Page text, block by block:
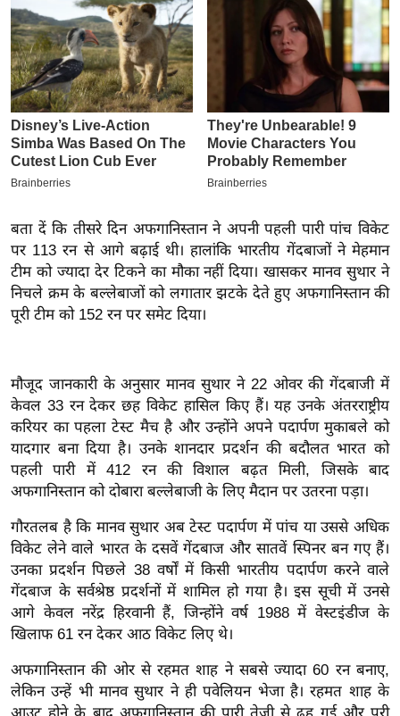
इ
म
ई
-
पे
प
र
ल
बे
मि
श
ख्सि
य
त
यं
इं
डि
या
सा
हि
ज
ग
बता दें कि तीसरे दिन अफगानिस्तान ने अपनी पहली पारी पांच विकेट
पर 113 रन से आगे बढ़ाई थी। हालांकि भारतीय गेंदबाजों ने मेहमान
टीम को ज्यादा देर टिकने का मौका नहीं दिया। खासकर मानव सुथार ने
निचले क्रम के बल्लेबाजों को लगातार झटके देते हुए अफगानिस्तान की
पूरी टीम को 152 रन पर समेट दिया।
मौजूद जानकारी के अनुसार मानव सुथार ने 22 ओवर की गेंदबाजी में
केवल 33 रन देकर छह विकेट हासिल किए हैं। यह उनके अंतरराष्ट्रीय
करियर का पहला टेस्ट मैच है और उन्होंने अपने पदार्पण मुकाबले को
यादगार बना दिया है। उनके शानदार प्रदर्शन की बदौलत भारत को
पहली पारी में 412 रन की विशाल बढ़त मिली, जिसके बाद
अफगानिस्तान को दोबारा बल्लेबाजी के लिए मैदान पर उतरना पड़ा।
गौरतलब है कि मानव सुथार अब टेस्ट पदार्पण में पांच या उससे अधिक
विकेट लेने वाले भारत के दसवें गेंदबाज और सातवें स्पिनर बन गए हैं।
उनका प्रदर्शन पिछले 38 वर्षों में किसी भारतीय पदार्पण करने वाले
गेंदबाज के सर्वश्रेष्ठ प्रदर्शनों में शामिल हो गया है। इस सूची में उनसे
आगे केवल नरेंद्र हिरवानी हैं, जिन्होंने वर्ष 1988 में वेस्टइंडीज के
खिलाफ 61 रन देकर आठ विकेट लिए थे।
अफगानिस्तान की ओर से रहमत शाह ने सबसे ज्यादा 60 रन बनाए,
लेकिन उन्हें भी मानव सुथार ने ही पवेलियन भेजा है। रहमत शाह के